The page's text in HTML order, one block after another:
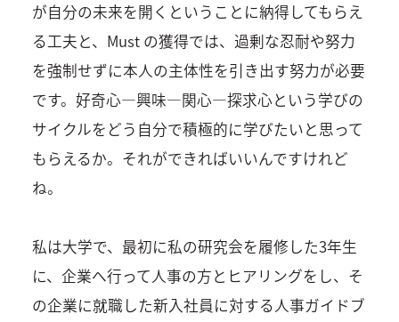
が自分の未来を開くということに納得してもらえ
る工夫と、Must の獲得では、過剰な忍耐や努力
を強制せずに本人の主体性を引き出す努力が必要
です。好奇心―興味―関心―探求心という学びの
サイクルをどう自分で積極的に学びたいと思って
もらえるか。それができればいいんですけれど
ね。
私は大学で、最初に私の研究会を履修した3年生
に、企業へ行って人事の方とヒアリングをし、そ
の企業に就職した新入社員に対する人事ガイドブ